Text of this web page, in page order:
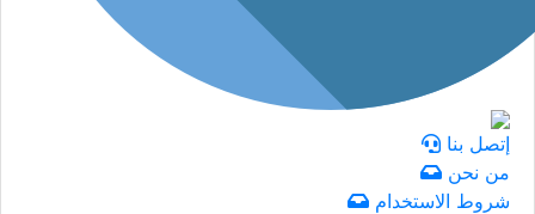
إتصل بنا
من نحن
شروط الاستخدام